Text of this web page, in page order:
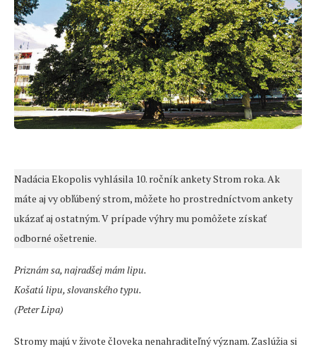
Nadácia Ekopolis vyhlásila 10. ročník ankety Strom roka. Ak
máte aj vy obľúbený strom, môžete ho prostredníctvom ankety
ukázať aj ostatným. V prípade výhry mu pomôžete získať
odborné ošetrenie.
Priznám sa, najradšej mám lipu.
Košatú lipu, slovanského typu.
(Peter Lipa)
Stromy majú v živote človeka nenahraditeľný význam. Zaslúžia si